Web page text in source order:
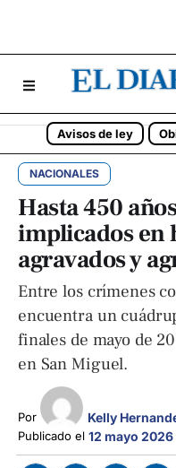
Avisos de ley
NACIONALES
Hasta 450
implicados en
agravados y
Entre los crímenes
encuentra un
finales de mayo de
en San Miguel.
Por Kelly
Publicado el 12 mayo